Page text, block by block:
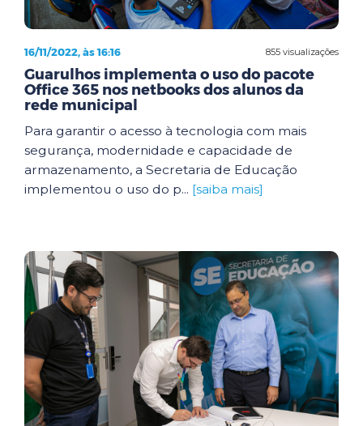
855 visualizações
16/11/2022, às 16:16
Guarulhos implementa o uso do pacote
Office 365 nos netbooks dos alunos da
rede municipal
Para garantir o acesso à tecnologia com mais
segurança, modernidade e capacidade de
armazenamento, a Secretaria de Educação
implementou o uso do p... [saiba mais]